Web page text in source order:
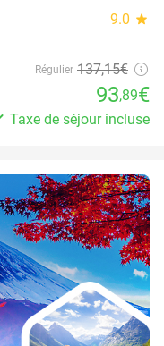
9.0 star
Régulier 137,15€
93,89€
Taxe de séjour incluse